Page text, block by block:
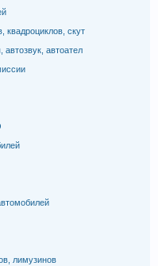
квадроциклов, скут
автоател
лимузинов